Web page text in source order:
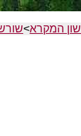
המקרא>